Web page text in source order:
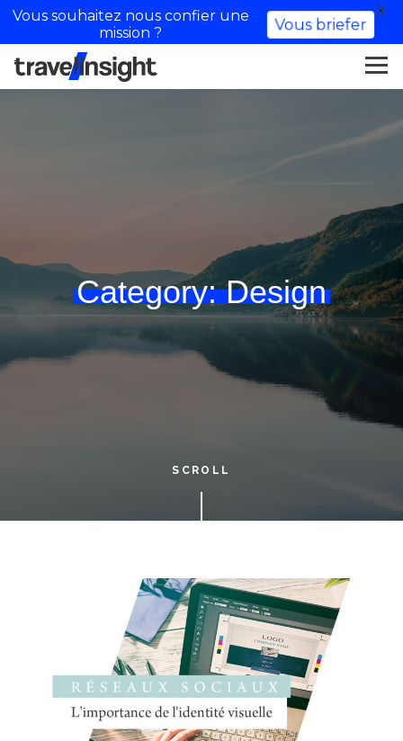
Category:Design
SCROLL
Vous souhaitez nous confier une
mission ?
Vous briefer
X